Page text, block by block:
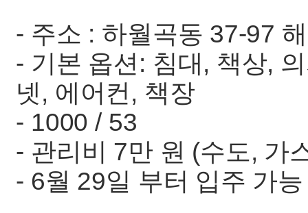
- 주소 : 하월곡동 37-97
- 기본 옵션: 침대, 책상,
넷, 에어컨, 책장
- 1000 / 53
- 관리비 7만 원 (수도, 가
- 6월 29일 부터 입주 가능